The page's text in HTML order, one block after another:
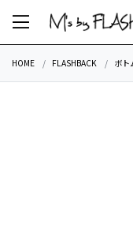
HOME FLASHBACK ボト